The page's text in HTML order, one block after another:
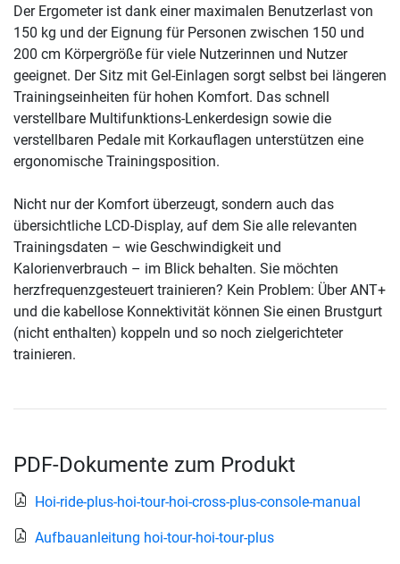
Der Ergometer ist dank einer maximalen Benutzerlast von
150 kg und der Eignung für Personen zwischen 150 und
200 cm Körpergröße für viele Nutzerinnen und Nutzer
geeignet. Der Sitz mit Gel-Einlagen sorgt selbst bei längeren
Trainingseinheiten für hohen Komfort. Das schnell
verstellbare Multifunktions-Lenkerdesign sowie die
verstellbaren Pedale mit Korkauflagen unterstützen eine
ergonomische Trainingsposition.
Nicht nur der Komfort überzeugt, sondern auch das
übersichtliche LCD-Display, auf dem Sie alle relevanten
Trainingsdaten – wie Geschwindigkeit und
Kalorienverbrauch – im Blick behalten. Sie möchten
herzfrequenzgesteuert trainieren? Kein Problem: Über ANT+
und die kabellose Konnektivität können Sie einen Brustgurt
(nicht enthalten) koppeln und so noch zielgerichteter
trainieren.
PDF-Dokumente zum Produkt
Hoi-ride-plus-hoi-tour-hoi-cross-plus-console-manual
Aufbauanleitung hoi-tour-hoi-tour-plus